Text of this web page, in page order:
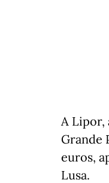
A Lipor,
Grande
euros,
Lusa.